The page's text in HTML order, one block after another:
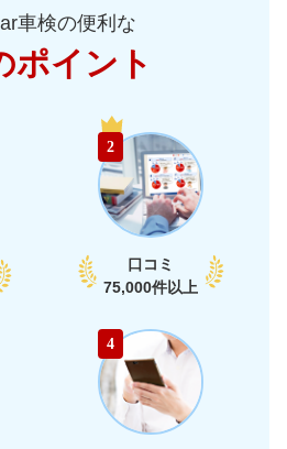
69,520円
72,950 円
店舗を探す
店舗を探す
店舗を探す
66,330円 店舗を探す
店舗を探す
店舗を探す
車検の便利な
ポイント
2
口コミ
75,000件以上
4